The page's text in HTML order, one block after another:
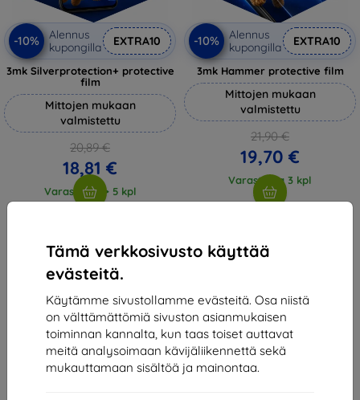
Tämä verkkosivusto käyttää
evästeitä.
Käytämme sivustollamme evästeitä. Osa niistä
on välttämättömiä sivuston asianmukaisen
toiminnan kannalta, kun taas toiset auttavat
meitä analysoimaan kävijäliikennettä sekä
mukauttamaan sisältöä ja mainontaa.
-10%
Alennus
kupongilla
EXTRA10
3mk Silverprotection+ protective
film
Mittojen mukaan
valmistettu
20,89 €
18,81 €
Varastossa > 5 kpl
-10%
Alennus
kupongilla
EXTRA10
3mk Hammer protective film
Mittojen mukaan
valmistettu
21,90 €
19,70 €
Varastossa 3 kpl
yhteensä .
«